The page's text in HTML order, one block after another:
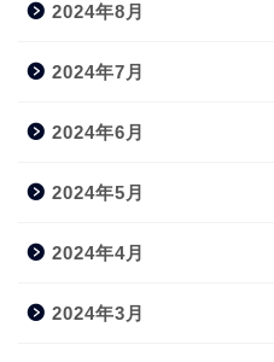
2024年8月
2024年7月
2024年6月
2024年5月
2024年4月
2024年3月